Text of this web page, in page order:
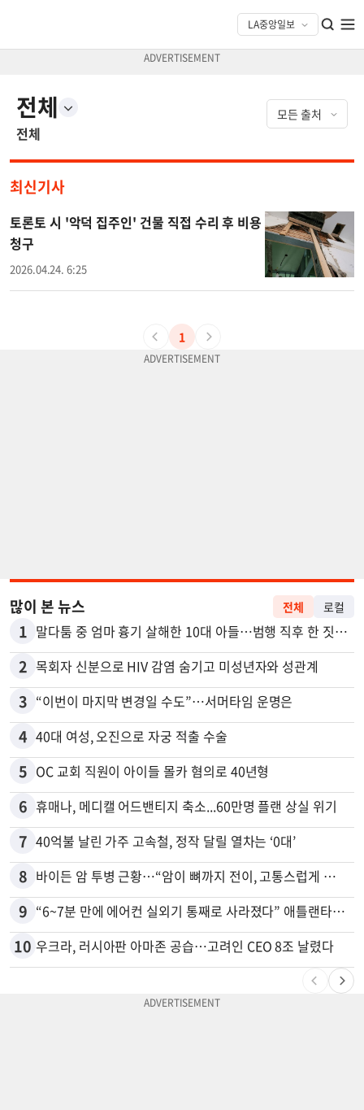
전체
전체
최신기사
토론토 시 '악덕 집주인' 건물 직접 수리 후 비용
청구
2026.04.24. 6:25
1
많이 본 뉴스 전체 로컬
1 말다툼 중 엄마 흉기 살해한 10대 아들…범행 직후 한 짓 충격
2 목회자 신분으로 HIV 감염 숨기고 미성년자와 성관계
3 “이번이 마지막 변경일 수도”…서머타임 운명은
4 40대 여성, 오진으로 자궁 적출 수술
5 OC 교회 직원이 아이들 몰카 혐의로 40년형
6 휴매나, 메디캘 어드밴티지 축소...60만명 플랜 상실 위기
7 40억불 날린 가주 고속철, 정작 달릴 열차는 ‘0대’
8 바이든 암 투병 근황…“암이 뼈까지 전이, 고통스럽게 투병 중”
9 “6~7분 만에 에어컨 실외기 통째로 사라졌다” 애틀랜타서 실외기 도난 급증
10 우크라, 러시아판 아마존 공습…고려인 CEO 8조 날렸다